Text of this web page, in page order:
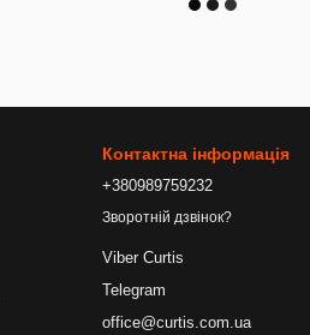
Контактна інформація
+380989759232
Зворотній дзвінок?
Viber Curtis
Telegram
office@curtis.com.ua